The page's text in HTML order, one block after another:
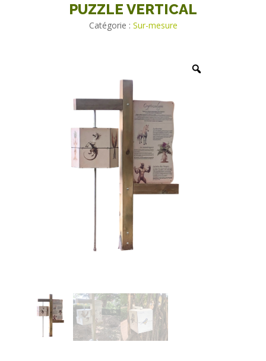
PUZZLE VERTICAL
Catégorie : Sur-mesure